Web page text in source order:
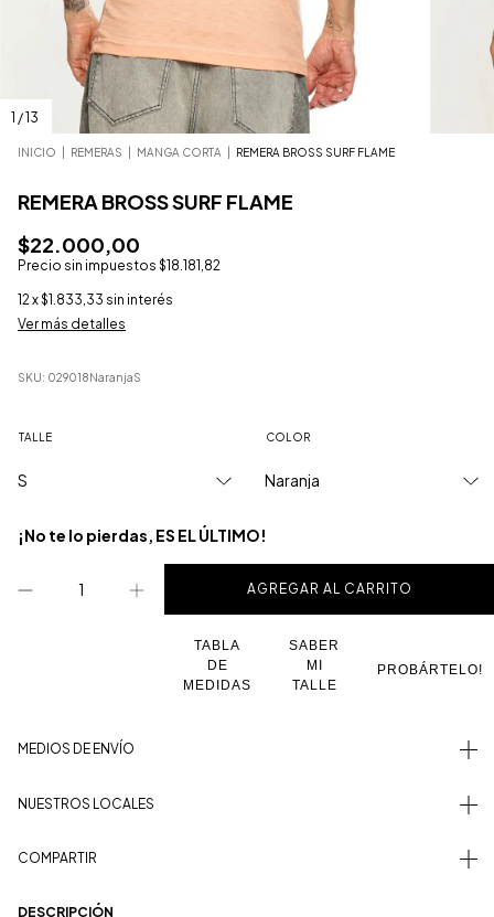
1 /13
INICIO REMERAS MANGA CORTA REMERA BROSS SURF FLAME
REMERA BROSS SURF FLAME
$22.000,00
Precio sin impuestos $18.181,82
12 x$1.833,33 sin interés
Ver más detalles
SKU: 029018NaranjaS
TALLE COLOR
¡No te lo pierdas, ES EL ÚLTIMO!
TABLA
DE
MEDIDAS
SABER
MI
TALLE
PROBÁRTELO!
MEDIOS DE ENVÍO
NUESTROS LOCALES
COMPARTIR
DESCRIPCIÓN